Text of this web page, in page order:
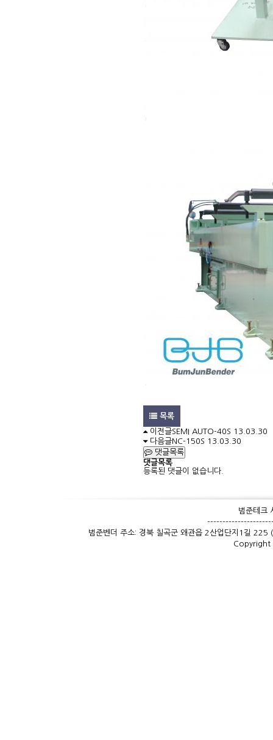
목록
이전글SEMI AUTO-40S 13.03.30
다음글NC-150S 13.03.30
댓글목록
댓글목록
등록된 댓글이 없습니다.
범준테크
범준벤더 주소: 경북 칠곡군 왜관읍 2산업단지1길